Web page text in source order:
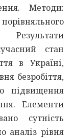
Методи:
стан
в Україні,
безробіття,
підвищення
Елементи
сутність
аналіз рівня